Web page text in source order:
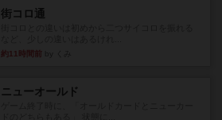
街コロ通
約11時間前
ニューオールド